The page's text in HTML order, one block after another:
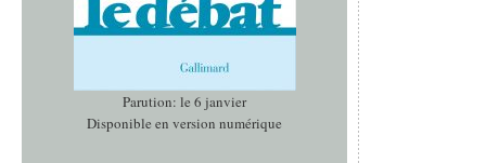
Parution: le 6 janvier
Disponible en version numérique